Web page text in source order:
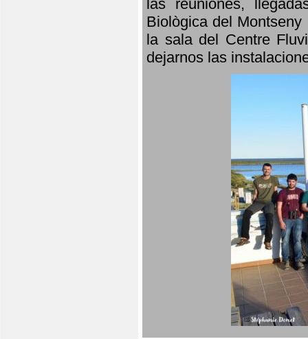
las reuniones,
Biològica del
la sala del Centre
dejarnos las